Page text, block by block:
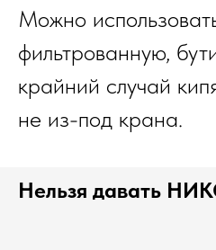
Можно
фильтрованную,
крайний случай
не из-под крана.
Нельзя давать